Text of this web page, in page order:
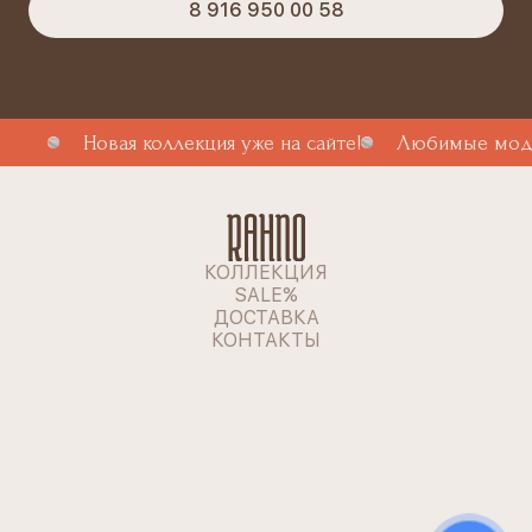
8 916 950 00 58
Новая коллекция уже на сайте! Любимые
КОЛЛЕКЦИЯ
SALE%
ДОСТАВКА
КОНТАКТЫ